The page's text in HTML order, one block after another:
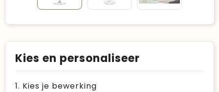
Kies en personaliseer
1. Kies je bewerking